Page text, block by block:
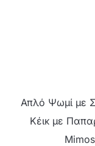
Απλό Ψωμί με
Κέικ με